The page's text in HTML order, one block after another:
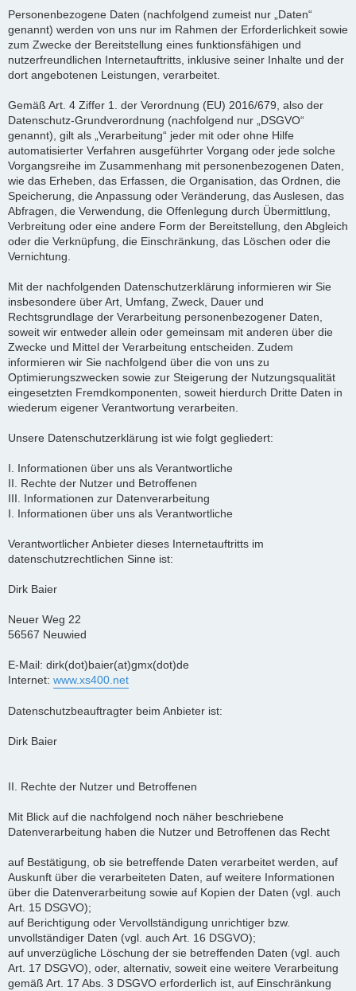
Personenbezogene Daten (nachfolgend zumeist nur „Daten“
genannt) werden von uns nur im Rahmen der Erforderlichkeit sowie
zum Zwecke der Bereitstellung eines funktionsfähigen und
nutzerfreundlichen Internetauftritts, inklusive seiner Inhalte und der
dort angebotenen Leistungen, verarbeitet.
Gemäß Art. 4 Ziffer 1. der Verordnung (EU) 2016/679, also der
Datenschutz-Grundverordnung (nachfolgend nur „DSGVO“
genannt), gilt als „Verarbeitung“ jeder mit oder ohne Hilfe
automatisierter Verfahren ausgeführter Vorgang oder jede solche
Vorgangsreihe im Zusammenhang mit personenbezogenen Daten,
wie das Erheben, das Erfassen, die Organisation, das Ordnen, die
Speicherung, die Anpassung oder Veränderung, das Auslesen, das
Abfragen, die Verwendung, die Offenlegung durch Übermittlung,
Verbreitung oder eine andere Form der Bereitstellung, den Abgleich
oder die Verknüpfung, die Einschränkung, das Löschen oder die
Vernichtung.
Mit der nachfolgenden Datenschutzerklärung informieren wir Sie
insbesondere über Art, Umfang, Zweck, Dauer und
Rechtsgrundlage der Verarbeitung personenbezogener Daten,
soweit wir entweder allein oder gemeinsam mit anderen über die
Zwecke und Mittel der Verarbeitung entscheiden. Zudem
informieren wir Sie nachfolgend über die von uns zu
Optimierungszwecken sowie zur Steigerung der Nutzungsqualität
eingesetzten Fremdkomponenten, soweit hierdurch Dritte Daten in
wiederum eigener Verantwortung verarbeiten.
Unsere Datenschutzerklärung ist wie folgt gegliedert:
I. Informationen über uns als Verantwortliche
II. Rechte der Nutzer und Betroffenen
III. Informationen zur Datenverarbeitung
I. Informationen über uns als Verantwortliche
Verantwortlicher Anbieter dieses Internetauftritts im
datenschutzrechtlichen Sinne ist:
Dirk Baier
Neuer Weg 22
56567 Neuwied
E-Mail: dirk(dot)baier(at)gmx(dot)de
Internet: www.xs400.net
Datenschutzbeauftragter beim Anbieter ist:
Dirk Baier
II. Rechte der Nutzer und Betroffenen
Mit Blick auf die nachfolgend noch näher beschriebene
Datenverarbeitung haben die Nutzer und Betroffenen das Recht
auf Bestätigung, ob sie betreffende Daten verarbeitet werden, auf
Auskunft über die verarbeiteten Daten, auf weitere Informationen
über die Datenverarbeitung sowie auf Kopien der Daten (vgl. auch
Art. 15 DSGVO);
auf Berichtigung oder Vervollständigung unrichtiger bzw.
unvollständiger Daten (vgl. auch Art. 16 DSGVO);
auf unverzügliche Löschung der sie betreffenden Daten (vgl. auch
Art. 17 DSGVO), oder, alternativ, soweit eine weitere Verarbeitung
gemäß Art. 17 Abs. 3 DSGVO erforderlich ist, auf Einschränkung